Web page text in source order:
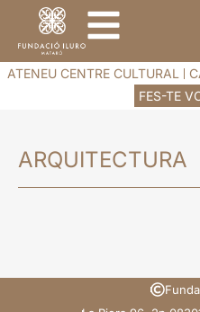
ATENEU CENTRE CULTURAL
FES-TE
ARQUITECTURA